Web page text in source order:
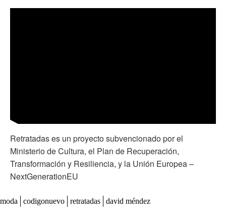
Retratadas es un proyecto subvencionado por el
Ministerio de Cultura, el Plan de Recuperación,
Transformación y Resiliencia, y la Unión Europea –
NextGenerationEU
moda codigonuevo retratadas david méndez